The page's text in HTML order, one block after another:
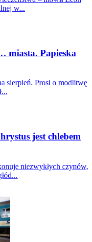
w...
miasta. Papieska
sierpień. Prosi o modlitwę
jest chlebem
niezwykłych czynów,